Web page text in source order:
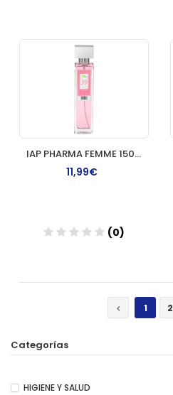
Añadir
IAP PHARMA FEMME 150 ML Nº 39
11,99€
(0)
1
2
Categorías
HIGIENE Y SALUD